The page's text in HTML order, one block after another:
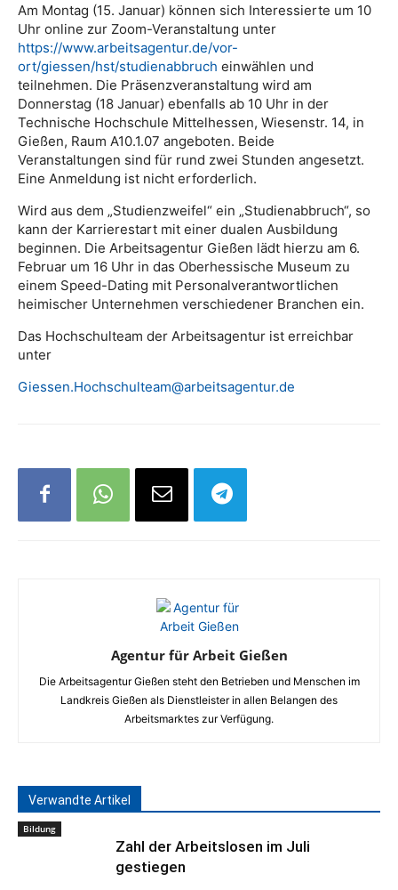
Am Montag (15. Januar) können sich Interessierte um 10
Uhr online zur Zoom-Veranstaltung unter
https://www.arbeitsagentur.de/vor-
ort/giessen/hst/studienabbruch einwählen und
teilnehmen. Die Präsenzveranstaltung wird am
Donnerstag (18 Januar) ebenfalls ab 10 Uhr in der
Technische Hochschule Mittelhessen, Wiesenstr. 14, in
Gießen, Raum A10.1.07 angeboten. Beide
Veranstaltungen sind für rund zwei Stunden angesetzt.
Eine Anmeldung ist nicht erforderlich.
Wird aus dem „Studienzweifel“ ein „Studienabbruch“, so
kann der Karrierestart mit einer dualen Ausbildung
beginnen. Die Arbeitsagentur Gießen lädt hierzu am 6.
Februar um 16 Uhr in das Oberhessische Museum zu
einem Speed-Dating mit Personalverantwortlichen
heimischer Unternehmen verschiedener Branchen ein.
Das Hochschulteam der Arbeitsagentur ist erreichbar
unter
Giessen.Hochschulteam@arbeitsagentur.de
Agentur für Arbeit Gießen
Die Arbeitsagentur Gießen steht den Betrieben und Menschen im
Landkreis Gießen als Dienstleister in allen Belangen des
Arbeitsmarktes zur Verfügung.
Verwandte Artikel
Bildung
Zahl der Arbeitslosen im Juli
gestiegen